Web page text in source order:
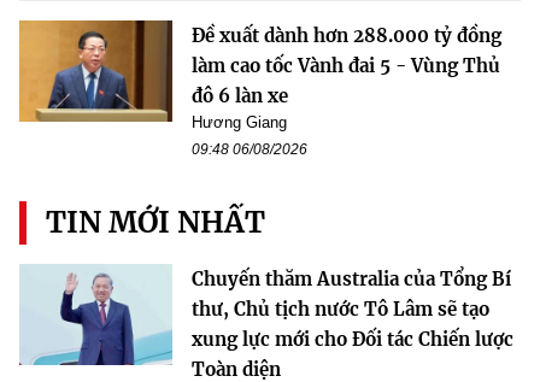
Đề xuất dành hơn 288.000 tỷ đồng
làm cao tốc Vành đai 5 - Vùng Thủ
đô 6 làn xe
Hương Giang
09:48 06/08/2026
TIN MỚI NHẤT
Chuyến thăm Australia của Tổng Bí
thư, Chủ tịch nước Tô Lâm sẽ tạo
xung lực mới cho Đối tác Chiến lược
Toàn diện